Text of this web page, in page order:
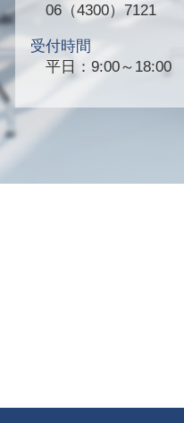
06（4300）7121
受付時間
平日：9:00～18:00